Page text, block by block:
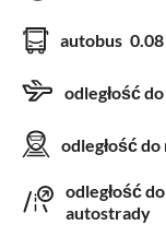
autobus
odległość
odległość
odległość
autostrady